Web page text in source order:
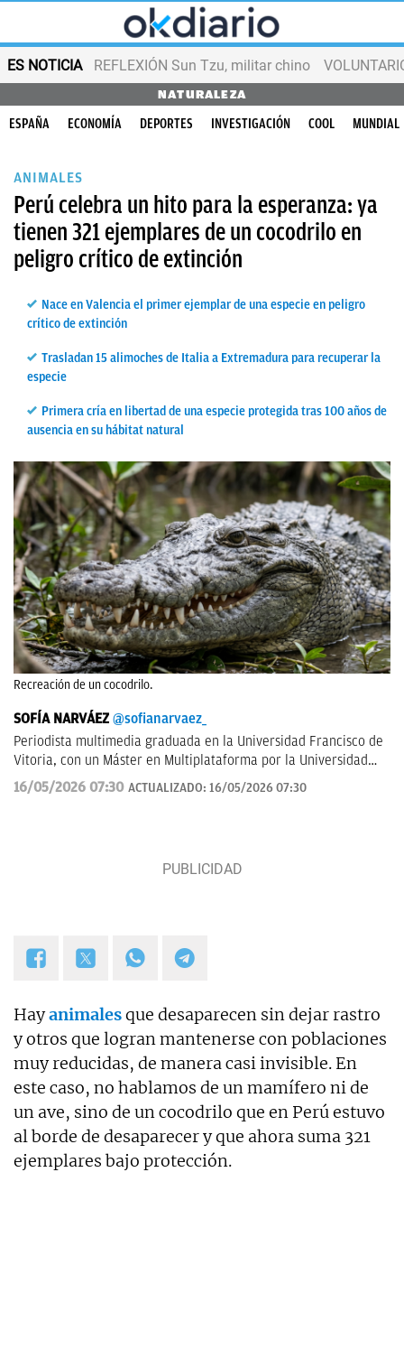
ES NOTICIA REFLEXIÓN Sun Tzu, militar chino
NATURALEZA
ESPAÑA ECONOMÍA DEPORTES INVESTIGACIÓN COOL MUNDIAL
ANIMALES
Perú celebra un hito para la esperanza: ya
tienen 321 ejemplares de un cocodrilo en
peligro crítico de extinción
Nace en Valencia el primer ejemplar de una especie en peligro
crítico de extinción
Trasladan 15 alimoches de Italia a Extremadura para recuperar la
especie
Primera cría en libertad de una especie protegida tras 100 años de
ausencia en su hábitat natural
Recreación de un cocodrilo.
SOFÍA NARVÁEZ @sofianarvaez_
Periodista multimedia graduada en la Universidad Francisco de
Vitoria, con un Máster en Multiplataforma por la Universidad
Loyola. Editora en Lisa News con experiencia en CNN y ABC.
16/05/2026 07:30 ACTUALIZADO: 16/05/2026 07:30
Hayanimalesque desaparecen sin dejar rastro
y otros que logran mantenerse con poblaciones
muy reducidas, de manera casi invisible. En
este caso, no hablamos de un mamífero ni de
un ave, sino de un cocodrilo que en Perú estuvo
al borde de desaparecer y que ahora suma 321
ejemplares bajo protección.